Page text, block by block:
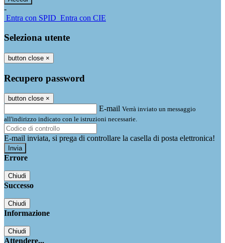
-
Entra con SPID Entra con CIE
Seleziona utente
button close ×
Recupero password
button close ×
E-mail Verrà inviato un messaggio
all'indirizzo indicato con le istruzioni necessarie.
E-mail inviata, si prega di controllare la casella di posta elettronica!
Errore
Chiudi
Successo
Chiudi
Informazione
Chiudi
Attendere...